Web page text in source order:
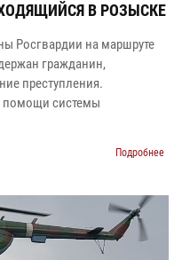
В РОЗЫСКЕ
Росгвардии на маршруте
гражданин,
преступления.
помощи системы
Подробнее